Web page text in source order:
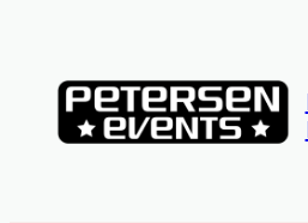
springen